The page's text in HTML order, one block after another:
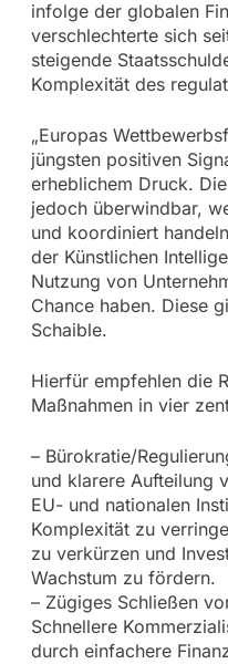
infolge der globalen
verschlechterte sich
steigende
Komplexität des
„Europas
jüngsten positiven
erheblichem Druck.
jedoch überwindbar,
und koordiniert
der Künstlichen
Nutzung von
Chance haben. Diese
Schaible.
Hierfür empfehlen die
Maßnahmen in vier
– Bürokratie/
und klarere Aufteilung
EU- und nationalen
Komplexität zu
zu verkürzen und
Wachstum zu fördern.
– Zügiges Schließen
Schnellere
durch einfachere